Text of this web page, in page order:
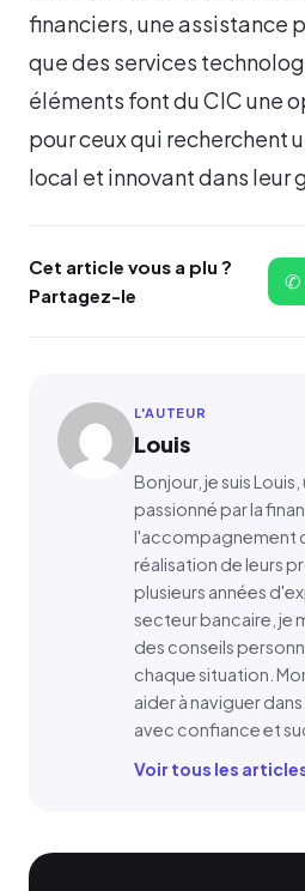
financiers, une assistance
que des services
éléments font du CIC une
pour ceux qui recherchent
local et innovant dans leur
Cet article vous a plu ?
Partagez-le
✆
L'AUTEUR
Louis
Bonjour, je suis
passionné par la
l'accompagnement
réalisation de leurs
plusieurs années
secteur bancaire, je
des conseils
chaque situation.
aider à naviguer
avec confiance et
Voir tous les